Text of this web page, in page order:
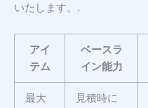
いたします。.
アイ
テム
ベースラ
イン能力
最大
見積時に